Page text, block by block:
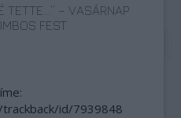
TETTE…” – VASÁRNAP
FEST
id/7939848